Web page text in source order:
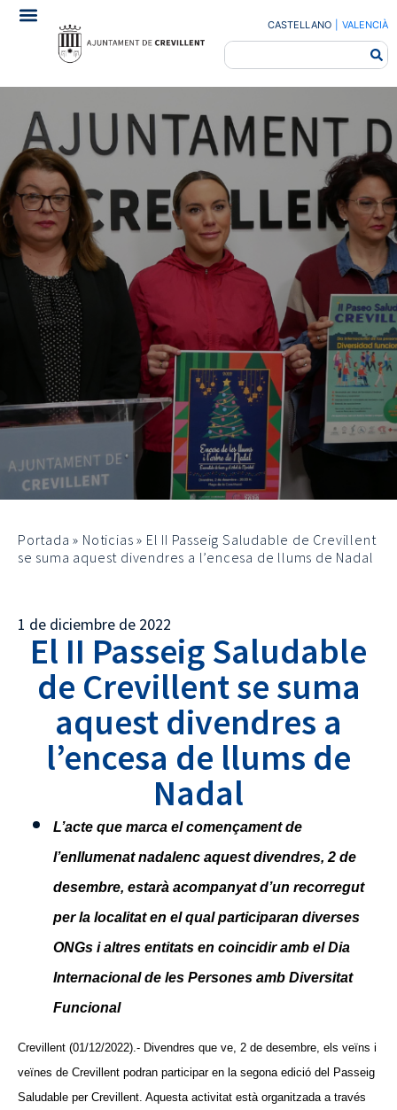
CASTELLANO VALENCIÀ
Portada » Noticias » El II Passeig Saludable de Crevillent
se suma aquest divendres a l’encesa de llums de Nadal
1 de diciembre de 2022
El II Passeig Saludable
de Crevillent se suma
aquest divendres a
l’encesa de llums de
Nadal
L’acte que marca el començament de
l’enllumenat nadalenc aquest divendres, 2 de
desembre, estarà acompanyat d’un recorregut
per la localitat en el qual participaran diverses
ONGs i altres entitats en coincidir amb el Dia
Internacional de les Persones amb Diversitat
Funcional
Crevillent (01/12/2022).- Divendres que ve, 2 de desembre, els veïns i
veïnes de Crevillent podran participar en la segona edició del Passeig
Saludable per Crevillent. Aquesta activitat està organitzada a través